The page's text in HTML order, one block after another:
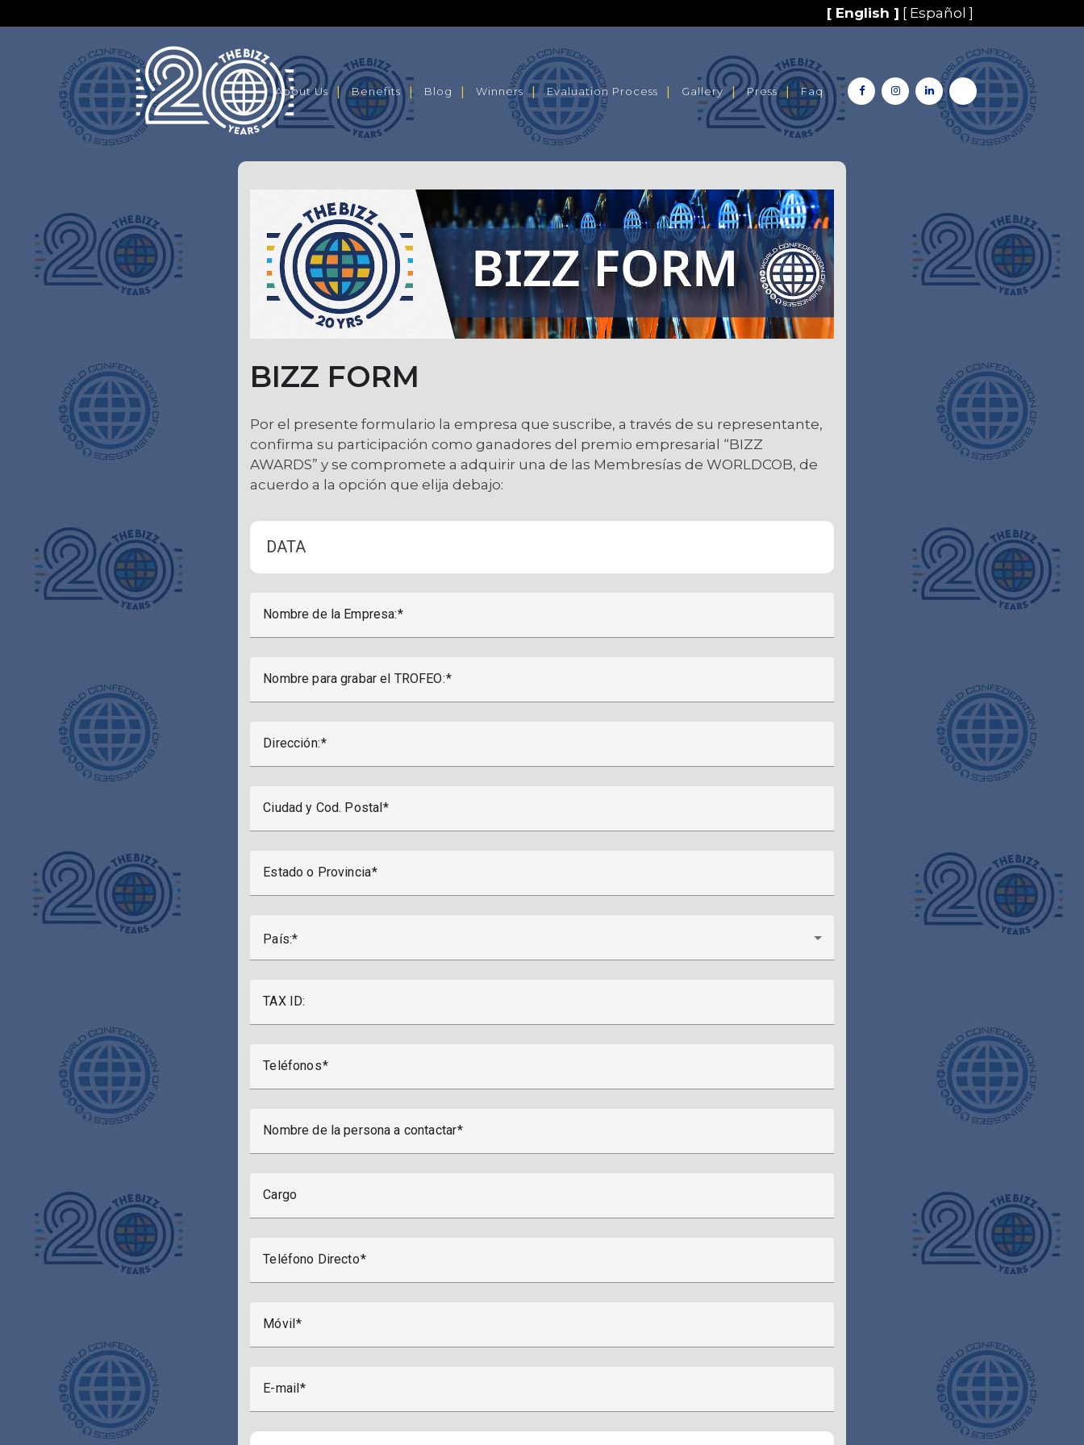
[ English ] [ Español ]
About Us Benefits Blog Winners Evaluation Process Gallery Press Faq
BIZZ FORM
Por el presente formulario la empresa que suscribe, a través de su representante,
confirma su participación como ganadores del premio empresarial “BIZZ
AWARDS” y se compromete a adquirir una de las Membresías de WORLDCOB, de
acuerdo a la opción que elija debajo:
DATA
Nombre de la Empresa:
Nombre para grabar el TROFEO:
Dirección:
Ciudad y Cod. Postal
Estado o Provincia
País:
TAX ID:
Teléfonos
Nombre de la persona a contactar
Cargo
Teléfono Directo
Móvil
E-mail